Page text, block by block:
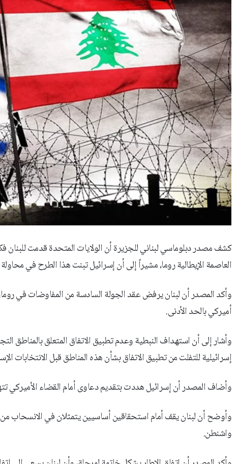
كشف مصدر دبلوماسي لبناني للجزيرة أن الولايات المتحدة قدمت
العاصمة الإيطالية روما، مشيراً إلى أن إسرائيل تبنت هذا الطرح في
وأكد المصدر أن لبنان يرفض عقد الجولة السادسة من المفاوضات في
أميركي بالحد الأدنى.
وأشار إلى أن استهداف النبطية وعدم تطبيق الاتفاق المتعلق بالمناطق
إسرائيلية للتفلت من تطبيق الاتفاق بشأن هذه المناطق قبل الانتخابات
وأضاف المصدر أن إسرائيل هددت بتقديم دعاوى أمام القضاء الأميركي
وأوضح أن لبنان يقف أمام استحقاقين أساسيين يتمثلان في الانسحاب
واشنطن.